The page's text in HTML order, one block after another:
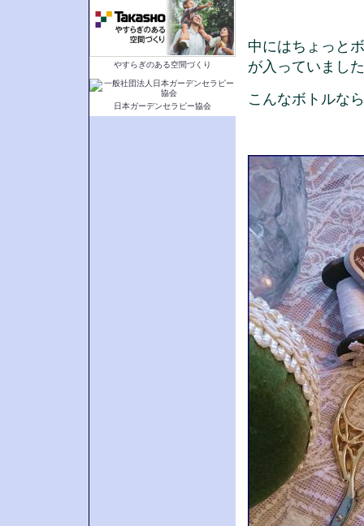
中にはちょっと
が入っていまし
こんなボトルな
やすらぎのある空間づくり
日本ガーデンセラピー協会